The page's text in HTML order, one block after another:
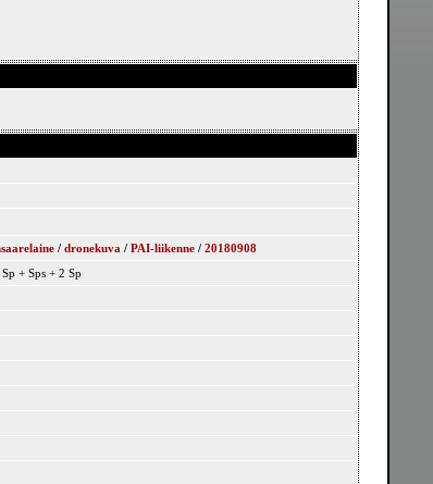
/ dronekuva / PAI-liikenne / 20180908
+ Sps + 2 Sp